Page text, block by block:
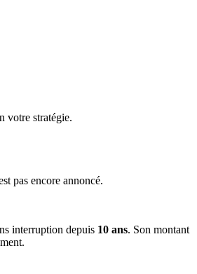
votre stratégie.
pas encore annoncé.
interruption depuis 10 ans. Son montant